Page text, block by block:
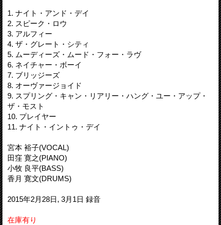
1. ナイト・アンド・デイ
2. スピーク・ロウ
3. アルフィー
4. ザ・グレート・シティ
5. ムーディーズ・ムード・フォー・ラヴ
6. ネイチャー・ボーイ
7. ブリッジーズ
8. オーヴァージョイド
9. スプリング・キャン・リアリー・ハング・ユー・アップ・
ザ・モスト
10. プレイヤー
11. ナイト・イントゥ・デイ
宮本 裕子(VOCAL)
田窪 寛之(PIANO)
小牧 良平(BASS)
香月 寛文(DRUMS)
2015年2月28日, 3月1日 録音
在庫有り